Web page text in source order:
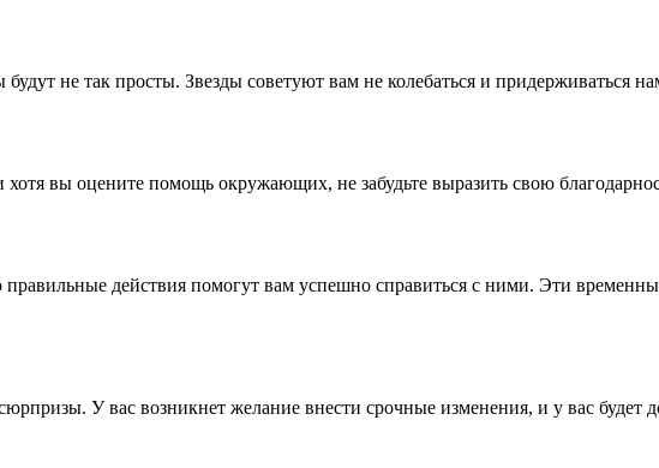
не так просты. Звезды советуют вам не колебаться и придерживаться
вы оцените помощь окружающих, не забудьте выразить свою
правильные действия помогут вам успешно справиться с ними. Эти
У вас возникнет желание внести срочные изменения, и у вас будет